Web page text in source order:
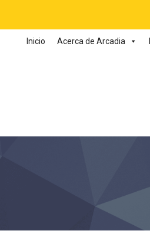
Inicio Acerca de Arcadia